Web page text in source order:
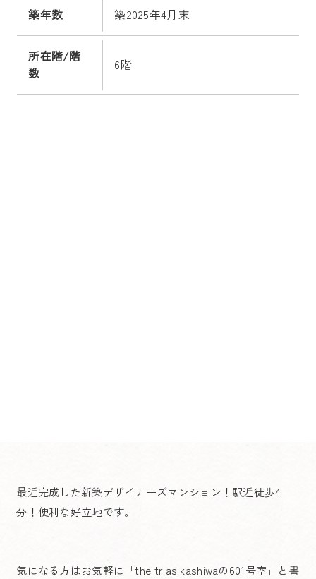
築年数 築2025年4月末
所在階/階
数
6階
最近完成した新築デザイナーズマンション！駅近徒歩4
分！便利な好立地です。
気になる方はお気軽に「the trias kashiwaの601号室」と書